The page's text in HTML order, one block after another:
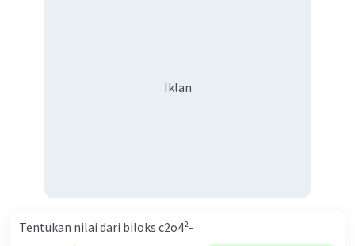
Iklan
Tentukan nilai dari biloks c2o4²-